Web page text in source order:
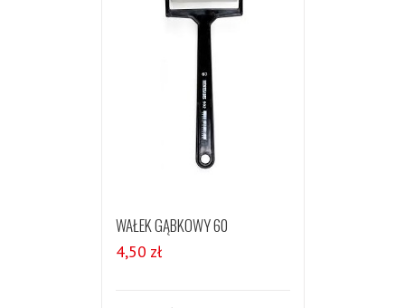
WAŁEK GĄBKOWY 60
4,50 zł